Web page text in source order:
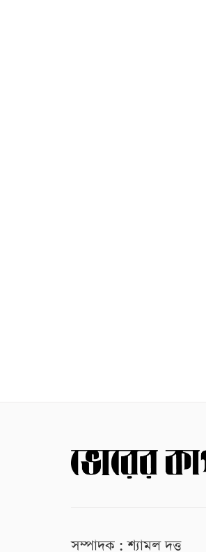
সম্পাদক : শ্যামল দত্ত